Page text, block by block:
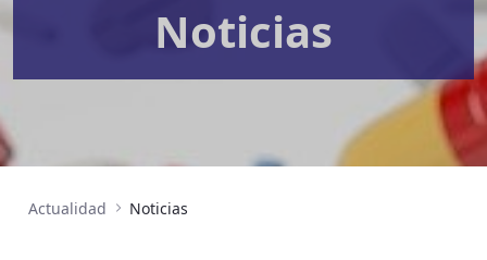
Noticias
Actualidad Noticias